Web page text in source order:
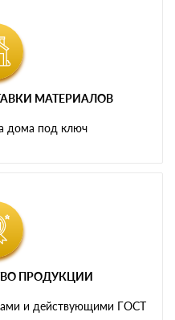
МАТЕРИАЛОВ
дома под ключ
ПРОДУКЦИИ
и действующими ГОСТ